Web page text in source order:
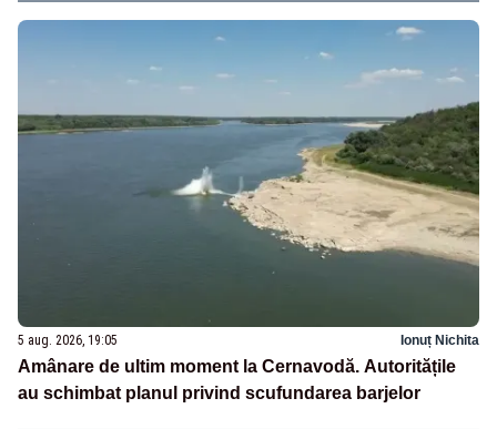
5 aug. 2026, 19:05 Ionuț Nichita
Amânare de ultim moment la Cernavodă. Autoritățile
au schimbat planul privind scufundarea barjelor